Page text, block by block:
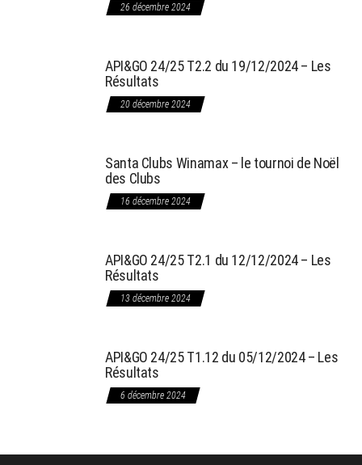
26 décembre 2024
API&GO 24/25 T2.2 du 19/12/2024 – Les
Résultats
20 décembre 2024
Santa Clubs Winamax – le tournoi de Noël
des Clubs
16 décembre 2024
API&GO 24/25 T2.1 du 12/12/2024 – Les
Résultats
13 décembre 2024
API&GO 24/25 T1.12 du 05/12/2024 – Les
Résultats
6 décembre 2024